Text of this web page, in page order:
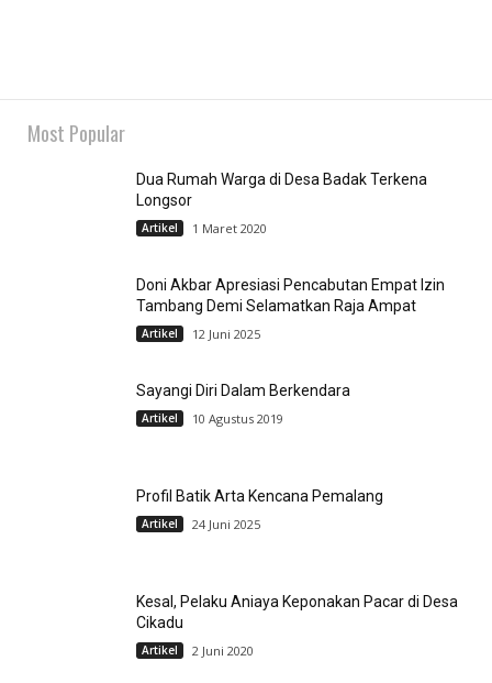
Most Popular
Dua Rumah Warga di Desa Badak Terkena
Longsor
Artikel 1 Maret 2020
Doni Akbar Apresiasi Pencabutan Empat Izin
Tambang Demi Selamatkan Raja Ampat
Artikel 12 Juni 2025
Sayangi Diri Dalam Berkendara
Artikel 10 Agustus 2019
Profil Batik Arta Kencana Pemalang
Artikel 24 Juni 2025
Kesal, Pelaku Aniaya Keponakan Pacar di Desa
Cikadu
Artikel 2 Juni 2020